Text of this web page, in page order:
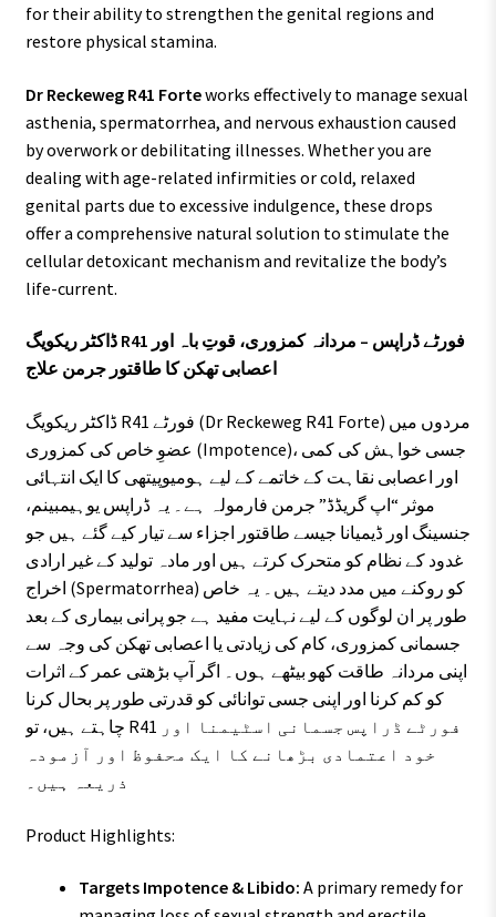
for their ability to strengthen the genital regions and
restore physical stamina.
Dr Reckeweg R41 Forteworks effectively to manage sexual
asthenia, spermatorrhea, and nervous exhaustion caused
by overwork or debilitating illnesses. Whether you are
dealing with age-related infirmities or cold, relaxed
genital parts due to excessive indulgence, these drops
offer a comprehensive natural solution to stimulate the
cellular detoxicant mechanism and revitalize the body’s
life-current.
ڈاکٹر ریکویگ R41 فورٹے ڈراپس – مردانہ کمزوری، قوتِ باہ اور
اعصابی تھکن کا طاقتور جرمن علاج
ڈاکٹر ریکویگ R41 فورٹے (Dr Reckeweg R41 Forte) مردوں میں
عضوِ خاص کی کمزوری (Impotence)، جسی خواہش کی کمی
اور اعصابی نقاہت کے خاتمے کے لیے ہومیوپیتھی کا ایک انتہائی
موثر “اپ گریڈڈ” جرمن فارمولہ ہے۔ یہ ڈراپس یوہیمبینم،
جنسینگ اور ڈیمیانا جیسے طاقتور اجزاء سے تیار کیے گئے ہیں جو
غدود کے نظام کو متحرک کرتے ہیں اور مادہ تولید کے غیر ارادی
اخراج (Spermatorrhea) کو روکنے میں مدد دیتے ہیں۔ یہ خاص
طور پر ان لوگوں کے لیے نہایت مفید ہے جو پرانی بیماری کے بعد
جسمانی کمزوری، کام کی زیادتی یا اعصابی تھکن کی وجہ سے
اپنی مردانہ طاقت کھو بیٹھے ہوں۔ اگر آپ بڑھتی عمر کے اثرات
کو کم کرنا اور اپنی جسی توانائی کو قدرتی طور پر بحال کرنا
چاہتے ہیں، تو R41 فورٹے ڈراپس جسمانی اسٹیمنا اور
خود اعتمادی بڑھانے کا ایک محفوظ اور آزمودہ
ذریعہ ہیں۔
Product Highlights:
Targets Impotence & Libido: A primary remedy for